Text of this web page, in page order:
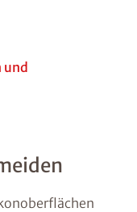
und